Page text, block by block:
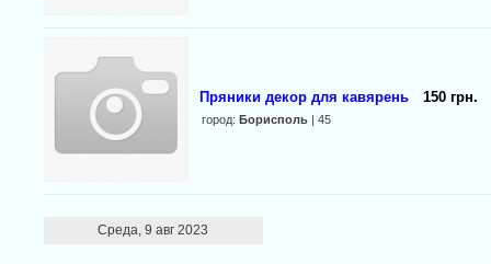
Пряники декор для кавярень 150 грн.
город: Борисполь | 45
Среда, 9 авг 2023